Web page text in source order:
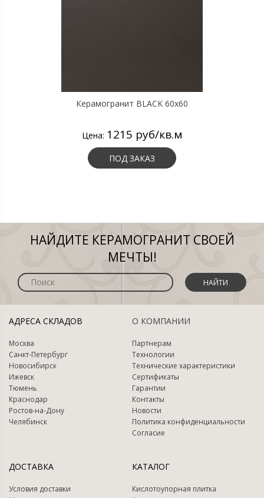
Керамогранит BLACK 60х60
Цена: 1215 руб/кв.м
ПОД ЗАКАЗ
НАЙДИТЕ КЕРАМОГРАНИТ СВОЕЙ
МЕЧТЫ!
НАЙТИ
АДРЕСА СКЛАДОВ
Москва
Санкт-Петербург
Новосибирск
Ижевск
Тюмень
Краснодар
Ростов-на-Дону
Челябинск
О КОМПАНИИ
Партнерам
Технологии
Технические характеристики
Сертификаты
Гарантии
Контакты
Новости
Политика конфиденциальности
Согласие
ДОСТАВКА
Условия доставки
КАТАЛОГ
Кислотоупорная плитка